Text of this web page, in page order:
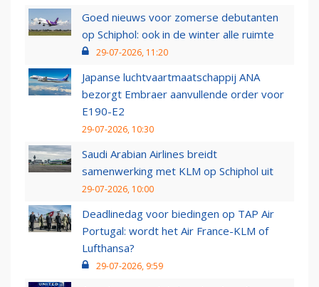
Goed nieuws voor zomerse debutanten
op Schiphol: ook in de winter alle ruimte
29-07-2026, 11:20
Japanse luchtvaartmaatschappij ANA
bezorgt Embraer aanvullende order voor
E190-E2
29-07-2026, 10:30
Saudi Arabian Airlines breidt
samenwerking met KLM op Schiphol uit
29-07-2026, 10:00
Deadlinedag voor biedingen op TAP Air
Portugal: wordt het Air France-KLM of
Lufthansa?
29-07-2026, 9:59